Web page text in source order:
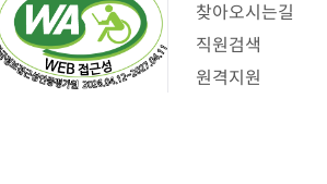
찾아오시는길
직원검색
원격지원